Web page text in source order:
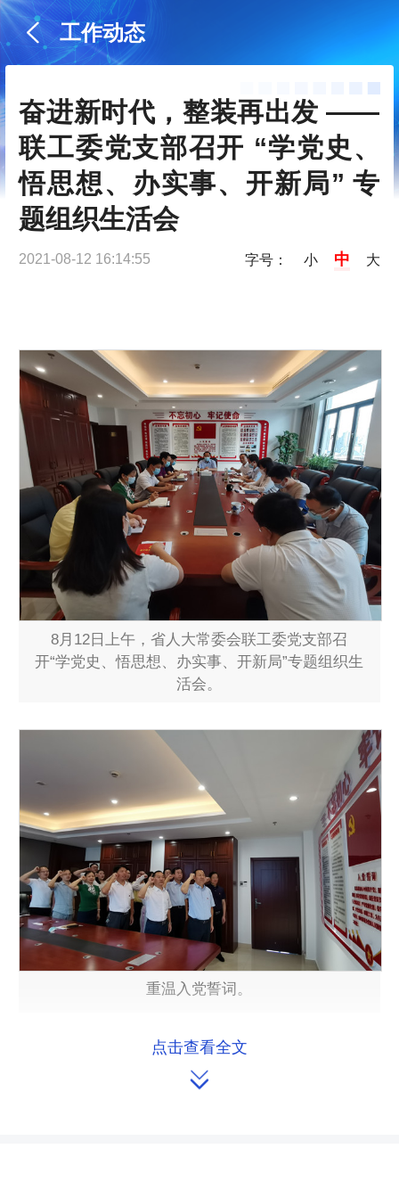
工作动态
奋进新时代，整装再出发 ——
联工委党支部召开 “学党史、
悟思想、办实事、开新局” 专
题组织生活会
2021-08-12 16:14:55 字号： 小 中 大
8月12日上午，省人大常委会联工委党支部召
开“学党史、悟思想、办实事、开新局”专题组织生
活会。
重温入党誓词。
8月12日上午，省人大常委会联工
委党支部召开“学党史、悟思想、办实
点击查看全文
